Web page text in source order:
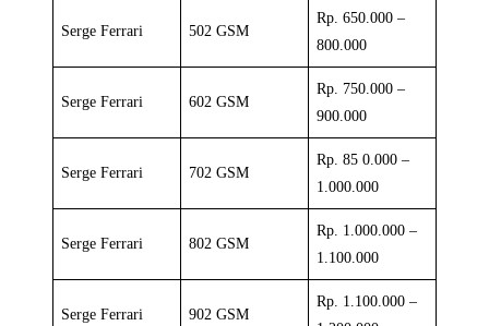
Serge Ferrari 502 GSM
Rp. 650.000 –
800.000
Serge Ferrari 602 GSM
Rp. 750.000 –
900.000
Serge Ferrari 702 GSM
Rp. 85 0.000 –
1.000.000
Serge Ferrari 802 GSM
Rp. 1.000.000 –
1.100.000
Serge Ferrari 902 GSM
Rp. 1.100.000 –